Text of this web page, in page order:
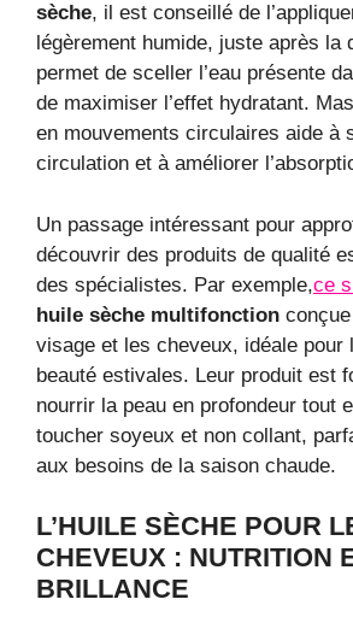
sèche, il est conseillé de
légèrement humide, juste après la
permet de sceller l’eau présente
de maximiser l’effet hydratant.
en mouvements circulaires aide à
circulation et à améliorer
Un passage intéressant pour
découvrir des produits de qualité
des spécialistes. Par exemple,ce
huile sèche multifonction
visage et les cheveux, idéale pour
beauté estivales. Leur produit est
nourrir la peau en profondeur tout
toucher soyeux et non collant,
aux besoins de la saison chaude.
L’HUILE SÈCHE POUR
CHEVEUX : NUTRITION
BRILLANCE